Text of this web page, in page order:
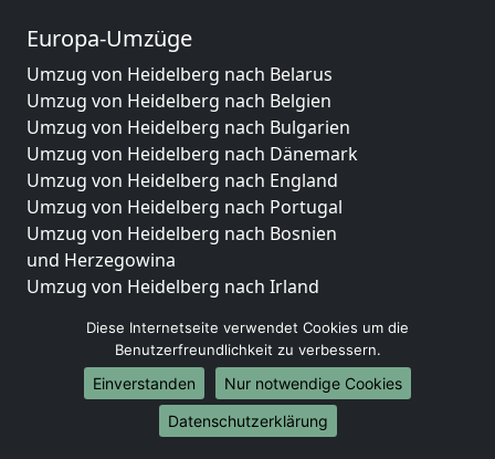
Europa-Umzüge
Umzug von Heidelberg nach Belarus
Umzug von Heidelberg nach Belgien
Umzug von Heidelberg nach Bulgarien
Umzug von Heidelberg nach Dänemark
Umzug von Heidelberg nach England
Umzug von Heidelberg nach Portugal
Umzug von Heidelberg nach Bosnien
und Herzegowina
Umzug von Heidelberg nach Irland
Umzug von Heidelberg nach Zypern
Umzug von Heidelberg nach Kroatien
Umzug von Heidelberg nach Estland
Umzug von Heidelberg nach Finnland
Umzug von Heidelberg nach Frankreich
Diese Internetseite verwendet Cookies um die
Benutzerfreundlichkeit zu verbessern.
Einverstanden
Nur notwendige Cookies
Datenschutzerklärung